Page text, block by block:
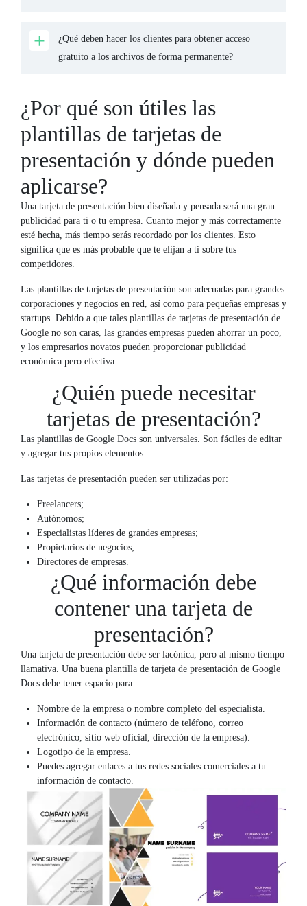
¿Qué deben hacer los clientes para obtener acceso
gratuito a los archivos de forma permanente?
¿Por qué son útiles las
plantillas de tarjetas de
presentación y dónde pueden
aplicarse?
Una tarjeta de presentación bien diseñada y pensada será una gran
publicidad para ti o tu empresa. Cuanto mejor y más correctamente
esté hecha, más tiempo serás recordado por los clientes. Esto
significa que es más probable que te elijan a ti sobre tus
competidores.
Las plantillas de tarjetas de presentación son adecuadas para grandes
corporaciones y negocios en red, así como para pequeñas empresas y
startups. Debido a que tales plantillas de tarjetas de presentación de
Google no son caras, las grandes empresas pueden ahorrar un poco,
y los empresarios novatos pueden proporcionar publicidad
económica pero efectiva.
¿Quién puede necesitar
tarjetas de presentación?
Las plantillas de Google Docs son universales. Son fáciles de editar
y agregar tus propios elementos.
Las tarjetas de presentación pueden ser utilizadas por:
Freelancers;
Autónomos;
Especialistas líderes de grandes empresas;
Propietarios de negocios;
Directores de empresas.
¿Qué información debe
contener una tarjeta de
presentación?
Una tarjeta de presentación debe ser lacónica, pero al mismo tiempo
llamativa. Una buena plantilla de tarjeta de presentación de Google
Docs debe tener espacio para:
Nombre de la empresa o nombre completo del especialista.
Información de contacto (número de teléfono, correo
electrónico, sitio web oficial, dirección de la empresa).
Logotipo de la empresa.
Puedes agregar enlaces a tus redes sociales comerciales a tu
información de contacto.